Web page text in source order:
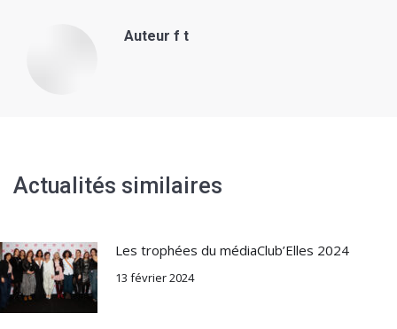
Auteur f t
Actualités similaires
Les trophées du médiaClub’Elles 2024
13 février 2024